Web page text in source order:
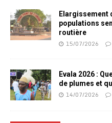
Elargissement
populations
routière
15/07/2026
Evala 2026 :
de plumes et
14/07/2026